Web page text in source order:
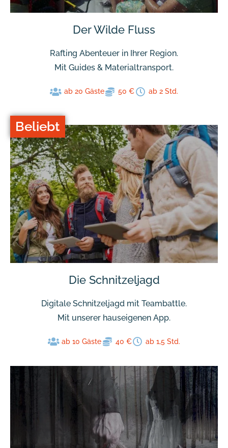
Der Wilde Fluss
Rafting Abenteuer in Ihrer Region.
Mit Guides & Materialtransport.
ab 20 Gäste 50 € ab 2 Std.
Beliebt
Die Schnitzeljagd
Digitale Schnitzeljagd mit Teambattle.
Mit unserer hauseigenen App.
ab 10 Gäste 40 € ab 1,5 Std.